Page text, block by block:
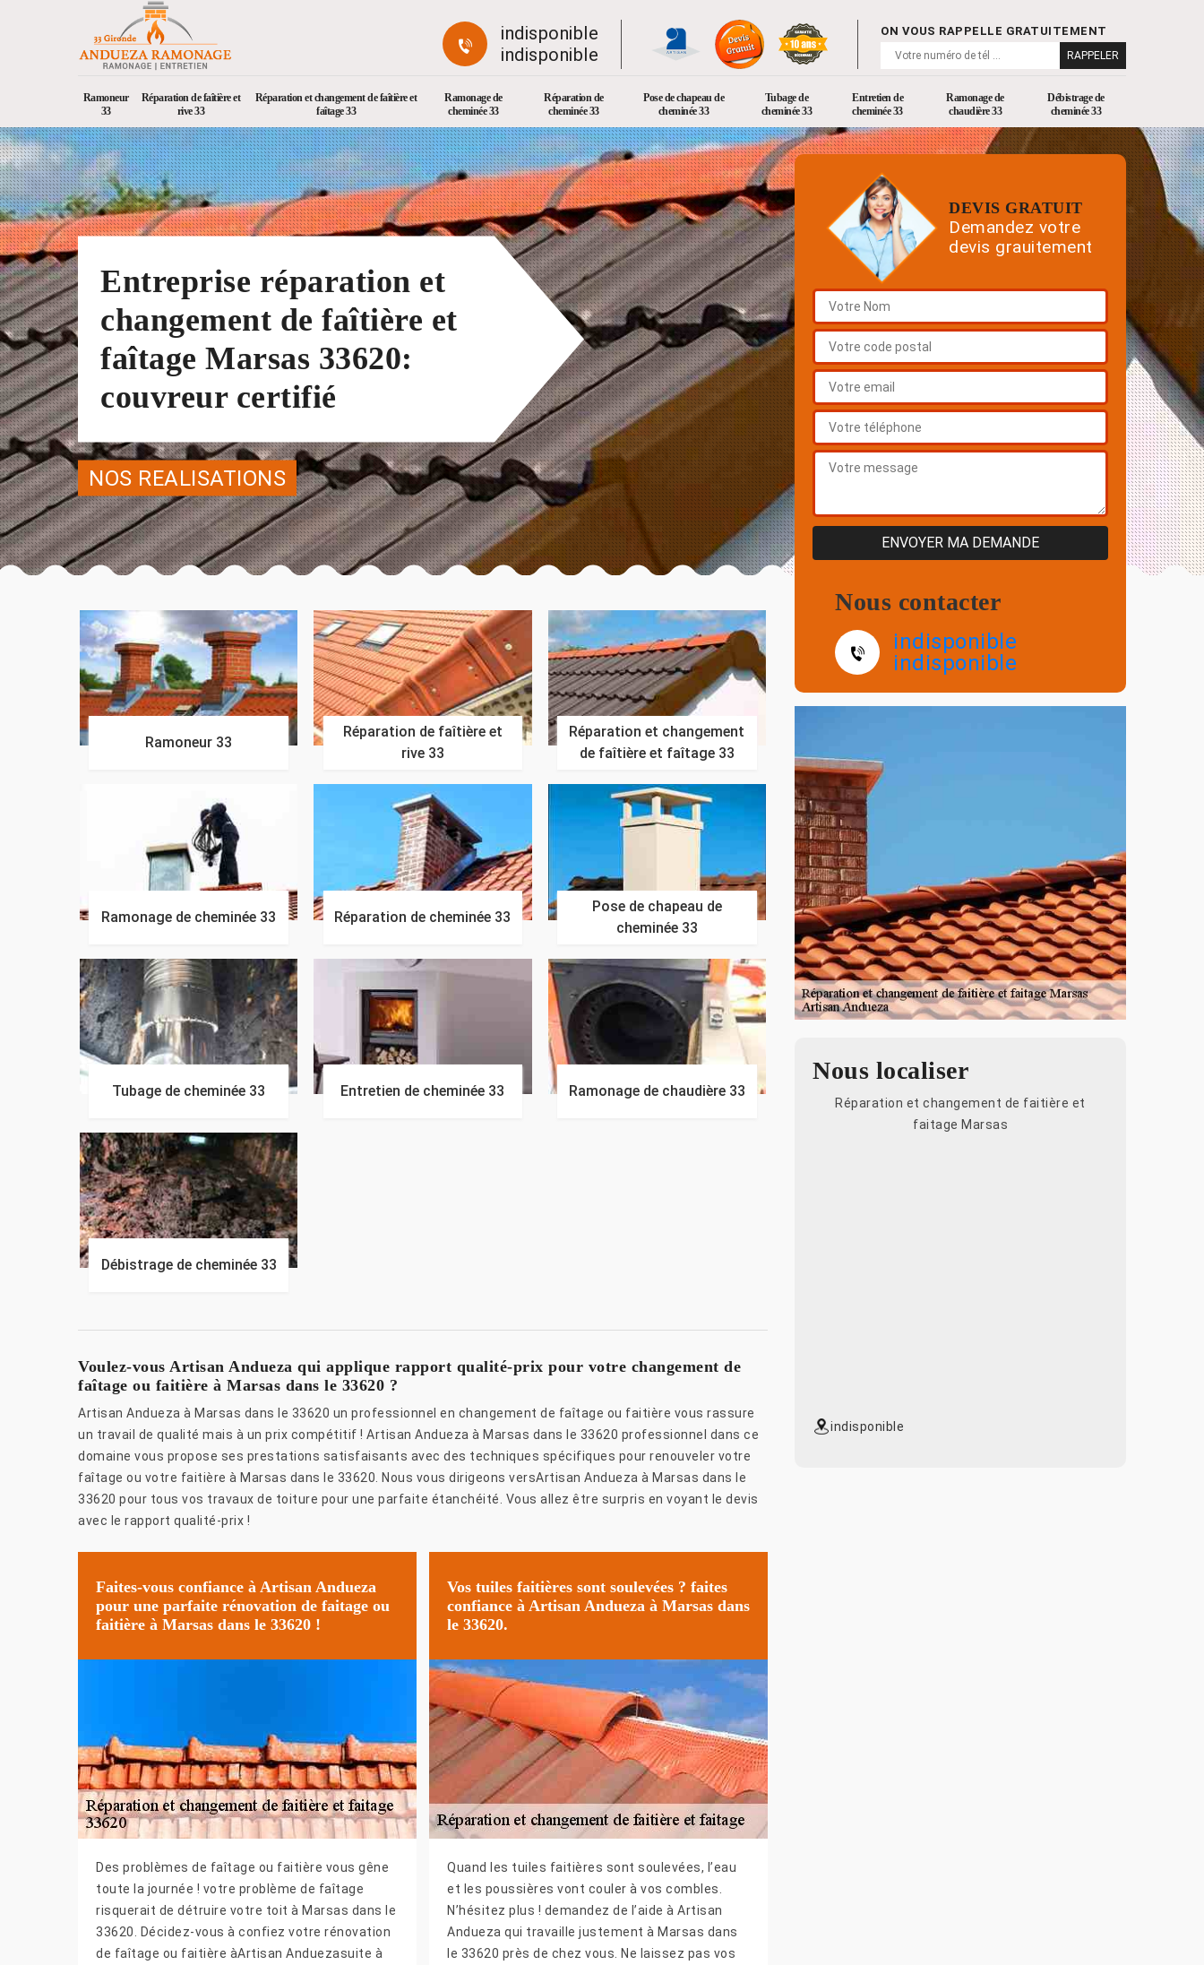
indisponible
indisponible
ON VOUS RAPPELLE GRATUITEMENT
Ramoneur
33
Réparation de faîtière et
rive 33
Réparation et changement de faîtière et
faîtage 33
Ramonage de
cheminée 33
Réparation de
cheminée 33
Pose de chapeau de
cheminée 33
Tubage de
cheminée 33
Entretien de
cheminée 33
Ramonage de
chaudière 33
Débistrage de
cheminée 33
Entreprise réparation et
changement de faîtière et
faîtage Marsas 33620:
couvreur certifié
NOS REALISATIONS
Ramoneur 33
Réparation de faîtière et
rive 33
Réparation et changement
de faîtière et faîtage 33
Ramonage de cheminée 33 Réparation de cheminée 33
Pose de chapeau de
cheminée 33
Tubage de cheminée 33 Entretien de cheminée 33 Ramonage de chaudière 33
Débistrage de cheminée 33
Voulez-vous Artisan Andueza qui applique rapport qualité-prix pour votre changement de
faîtage ou faitière à Marsas dans le 33620 ?
Artisan Andueza à Marsas dans le 33620 un professionnel en changement de faîtage ou faitière vous rassure
un travail de qualité mais à un prix compétitif ! Artisan Andueza à Marsas dans le 33620 professionnel dans ce
domaine vous propose ses prestations satisfaisants avec des techniques spécifiques pour renouveler votre
faîtage ou votre faitière à Marsas dans le 33620. Nous vous dirigeons versArtisan Andueza à Marsas dans le
33620 pour tous vos travaux de toiture pour une parfaite étanchéité. Vous allez être surpris en voyant le devis
avec le rapport qualité-prix !
Faites-vous confiance à Artisan Andueza
pour une parfaite rénovation de faitage ou
faitière à Marsas dans le 33620 !
Des problèmes de faîtage ou faitière vous gêne
toute la journée ! votre problème de faîtage
risquerait de détruire votre toit à Marsas dans le
33620. Décidez-vous à confiez votre rénovation
de faîtage ou faitière àArtisan Anduezasuite à
Vos tuiles faitières sont soulevées ? faites
confiance à Artisan Andueza à Marsas dans
le 33620.
Quand les tuiles faitières sont soulevées, l’eau
et les poussières vont couler à vos combles.
N’hésitez plus ! demandez de l’aide à Artisan
Andueza qui travaille justement à Marsas dans
le 33620 près de chez vous. Ne laissez pas vos
DEVIS GRATUIT
Demandez votre
devis grauitement
Nous contacter
indisponible
indisponible
Nous localiser
Réparation et changement de faitière et
faitage Marsas
indisponible